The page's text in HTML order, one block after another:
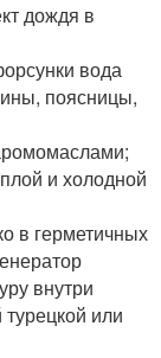
дождя в
вода
поясницы,
и холодной
в герметичных
внутри
или